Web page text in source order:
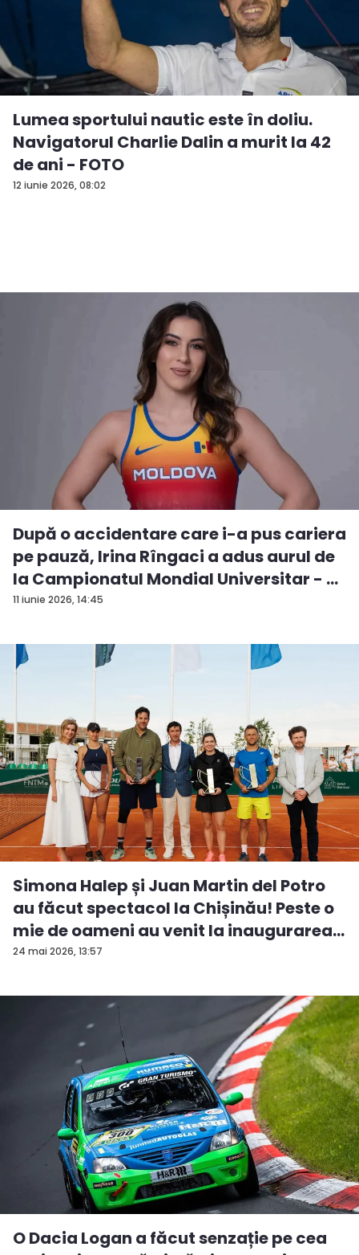
12 iunie 2026, 08:02
Lumea sportului nautic este în doliu.
Navigatorul Charlie Dalin a murit la 42
de ani - FOTO
11 iunie 2026, 14:45
După o accidentare care i-a pus cariera
pe pauză, Irina Rîngaci a adus aurul de
la Campionatul Mondial Universitar - ...
24 mai 2026, 13:57
Simona Halep și Juan Martin del Potro
au făcut spectacol la Chișinău! Peste o
mie de oameni au venit la inaugurarea
...
O Dacia Logan a făcut senzație pe cea